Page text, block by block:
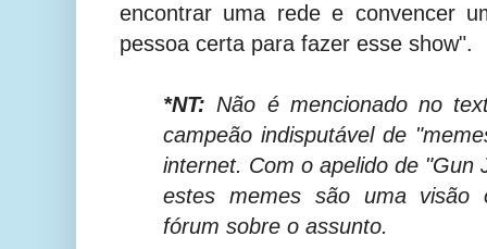
encontrar uma rede e convencer
pessoa certa para fazer esse show".
*NT: Não é mencionado no
campeão indisputável de
internet. Com o apelido de "Gun
estes memes são uma visão
fórum sobre o assunto.